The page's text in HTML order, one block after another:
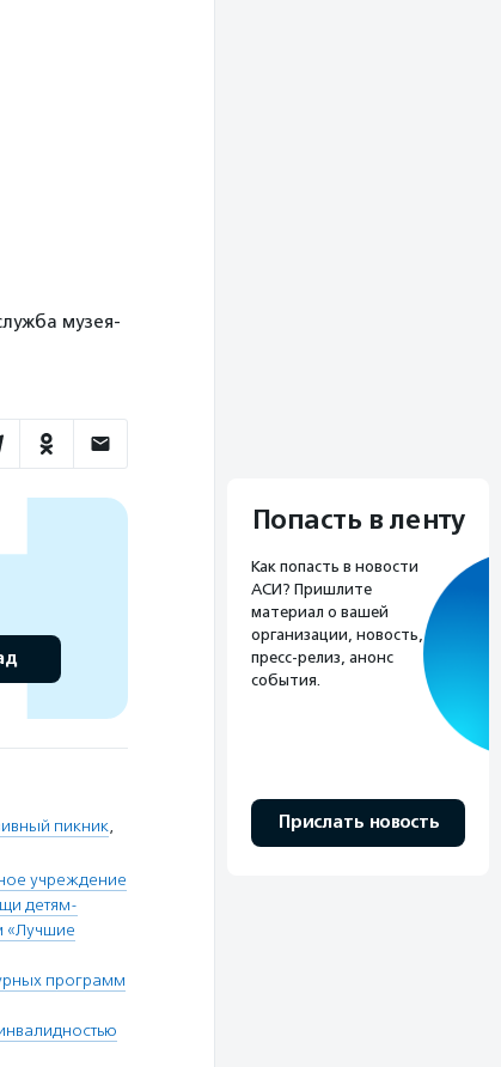
музея-
пикник,
учреждение
детям-
«Лучшие
программ
Попасть в ленту
Как попасть в новости
АСИ? Пришлите
материал о вашей
организации, новость,
пресс-релиз, анонс
события.
Прислать новость